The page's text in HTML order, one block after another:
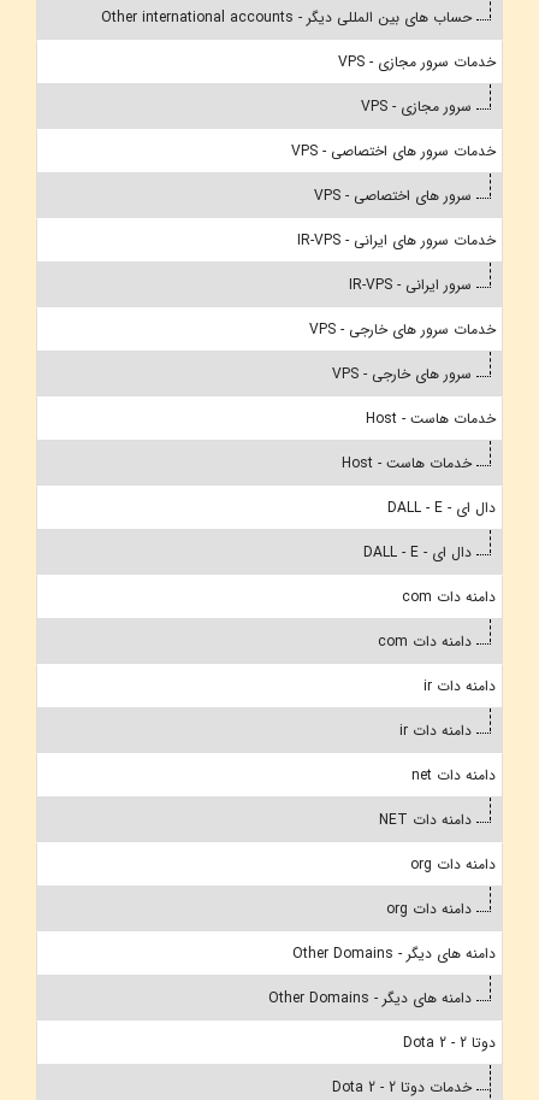
حساب های بین المللی دیگر - Other international accounts
خدمات سرور مجازی - VPS
سرور مجازی - VPS
خدمات سرور های اختصاصی - VPS
سرور های اختصاصی - VPS
خدمات سرور های ایرانی - IR-VPS
سرور ایرانی - IR-VPS
خدمات سرور های خارجی - VPS
سرور های خارجی - VPS
خدمات هاست - Host
خدمات هاست - Host
دال ای - DALL - E
دال ای - DALL - E
دامنه دات com
دامنه دات com
دامنه دات ir
دامنه دات ir
دامنه دات net
دامنه دات NET
دامنه دات org
دامنه دات org
دامنه های دیگر - Other Domains
دامنه های دیگر - Other Domains
دوتا 2 - Dota 2
خدمات دوتا 2 - Dota 2